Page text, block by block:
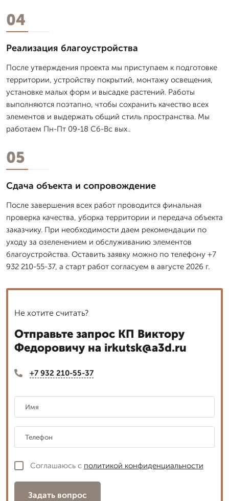
04
Реализация благоустройства
После утверждения проекта мы приступаем к подготовке
территории, устройству покрытий, монтажу освещения,
установке малых форм и высадке растений. Работы
выполняются поэтапно, чтобы сохранить качество всех
элементов и выдержать общий стиль пространства. Мы
работаем Пн-Пт 09-18 Сб-Вс вых..
05
Сдача объекта и сопровождение
После завершения всех работ проводится финальная
проверка качества, уборка территории и передача объекта
заказчику. При необходимости даем рекомендации по
уходу за озеленением и обслуживанию элементов
благоустройства. Оставить заявку можно по телефону +7
932 210-55-37, а старт работ согласуем в августе 2026 г.
Не хотите считать?
Отправьте запрос КП Виктору
Федоровичу на irkutsk@a3d.ru
+7 932 210-55-37
Соглашаюсь с политикой конфиденциальности
Задать вопрос